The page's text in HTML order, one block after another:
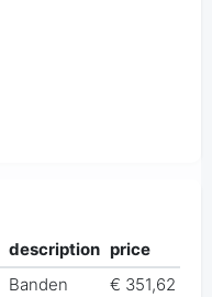
description price
Banden € 351,62